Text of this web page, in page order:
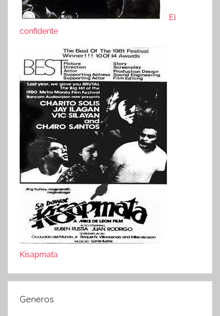
El
confidente
Kisapmata
Generos